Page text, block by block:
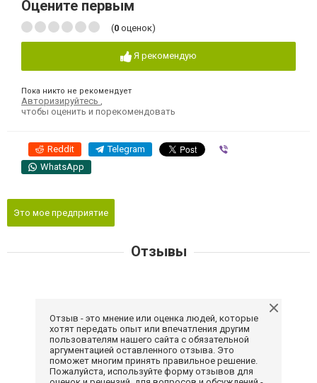
Оцените первым
(0 оценок)
Я рекомендую
Пока никто не рекомендует
Авторизируйтесь
чтобы оценить и порекомендовать
Reddit Telegram
WhatsApp
Это мое предприятие
Отзывы
Отзыв - это мнение или оценка людей, которые
хотят передать опыт или впечатления другим
пользователям нашего сайта с обязательной
аргументацией оставленного отзыва. Это
поможет многим принять правильное решение.
Пожалуйста, используйте форму отзывов для